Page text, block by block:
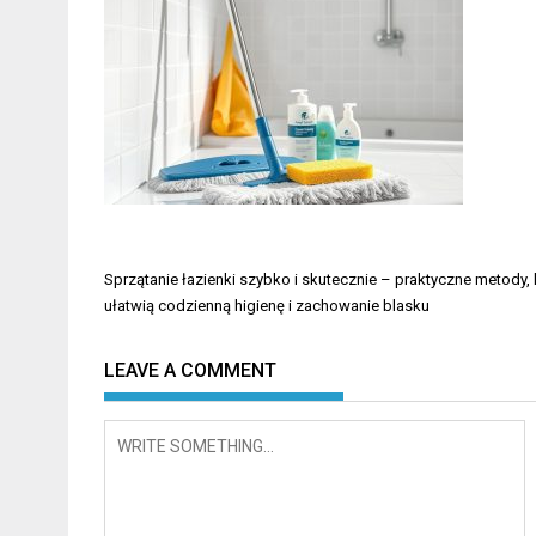
Nawigacja
wpisu
Sprzątanie łazienki szybko i skutecznie – praktyczne metody,
ułatwią codzienną higienę i zachowanie blasku
LEAVE A COMMENT